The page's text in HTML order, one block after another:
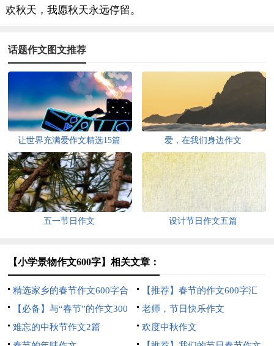
欢秋天，我愿秋天永远停留。
话题作文图文推荐
让世界充满爱作文精选15篇 爱，在我们身边作文
五一节日作文 设计节日作文五篇
【小学景物作文600字】相关文章：
精选家乡的春节作文600字合
集八篇
【推荐】春节的作文600字汇
总6篇
【必备】与“春节”的作文300
字3篇
老师，节日快乐作文
难忘的中秋节作文2篇
欢度中秋作文